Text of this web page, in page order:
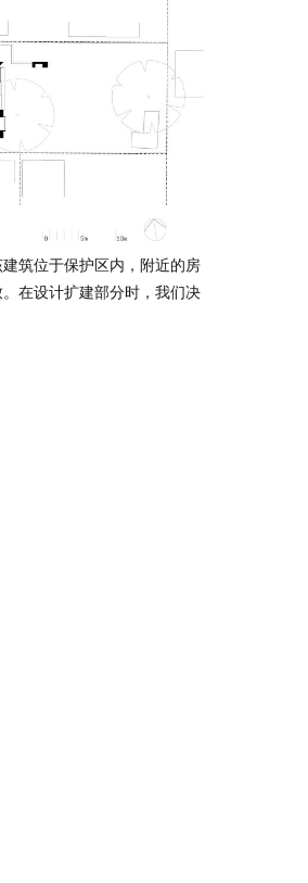
筑位于保护区内，附近的房
在设计扩建部分时，我们决